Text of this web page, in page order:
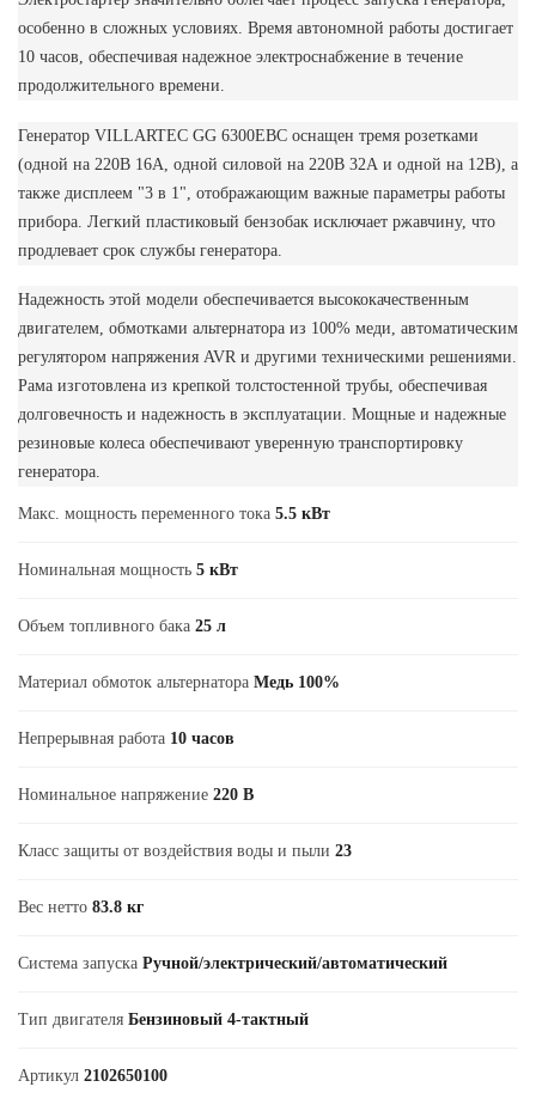
особенно в сложных условиях. Время автономной работы достигает
10 часов, обеспечивая надежное электроснабжение в течение
продолжительного времени.
Генератор VILLARTEC GG 6300ЕВС оснащен тремя розетками
(одной на 220В 16А, одной силовой на 220В 32А и одной на 12В), а
также дисплеем "3 в 1", отображающим важные параметры работы
прибора. Легкий пластиковый бензобак исключает ржавчину, что
продлевает срок службы генератора.
Надежность этой модели обеспечивается высококачественным
двигателем, обмотками альтернатора из 100% меди, автоматическим
регулятором напряжения AVR и другими техническими решениями.
Рама изготовлена из крепкой толстостенной трубы, обеспечивая
долговечность и надежность в эксплуатации. Мощные и надежные
резиновые колеса обеспечивают уверенную транспортировку
генератора.
Макс. мощность переменного тока 5.5 кВт
Номинальная мощность 5 кВт
Объем топливного бака 25 л
Материал обмоток альтернатора Медь 100%
Непрерывная работа 10 часов
Номинальное напряжение 220 В
Класс защиты от воздействия воды и пыли 23
Вес нетто 83.8 кг
Система запуска Ручной/электрический/автоматический
Тип двигателя Бензиновый 4-тактный
Артикул 2102650100